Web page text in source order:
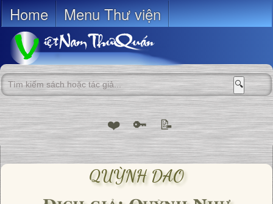
Home Menu Thư viện
🔍
❤️ 🔑 📝
QUỲNH DAO